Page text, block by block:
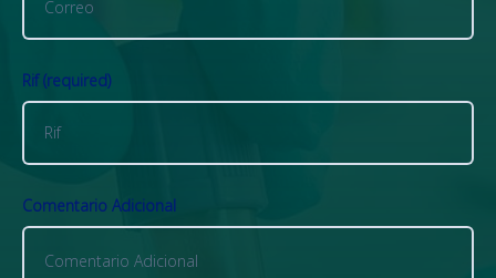
Rif (required)
Comentario Adicional